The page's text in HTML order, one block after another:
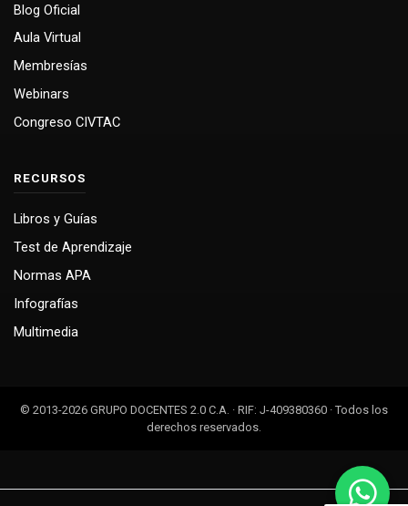
Blog Oficial
Aula Virtual
Membresías
Webinars
Congreso CIVTAC
RECURSOS
Libros y Guías
Test de Aprendizaje
Normas APA
Infografías
Multimedia
© 2013-2026 GRUPO DOCENTES 2.0 C.A. · RIF: J-409380360 · Todos los
derechos reservados.